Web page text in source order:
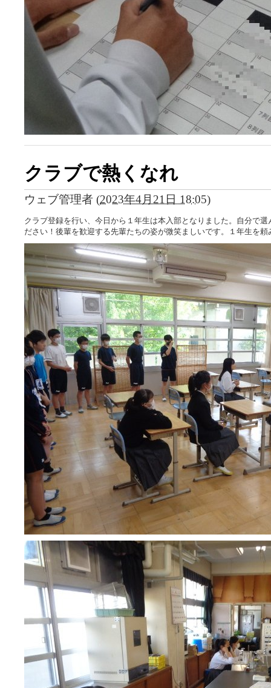
クラブで熱くなれ
ウェブ管理者 (2023年4月21日 18:05)
クラブ登録を行い、今日から１年生は本入部となりました。自分で
ださい！後輩を歓迎する先輩たちの姿が微笑ましいです。１年生を頼